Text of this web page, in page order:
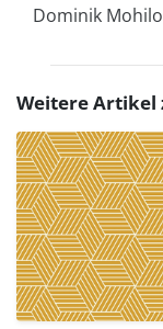
Dominik
Weitere Artikel